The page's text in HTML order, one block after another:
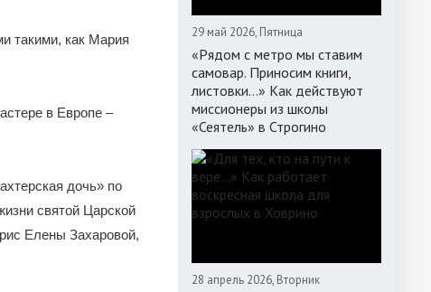
такими, как Мария
в Европе –
дочь» по
святой Царской
Елены Захаровой,
29 май 2026, Пятница
«Рядом с метро мы ставим
самовар. Приносим книги,
листовки…» Как действуют
миссионеры из школы
«Сеятель» в Строгино
28 апрель 2026, Вторник